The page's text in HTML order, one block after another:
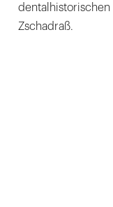
dentalhistorischen
Zschadraß.